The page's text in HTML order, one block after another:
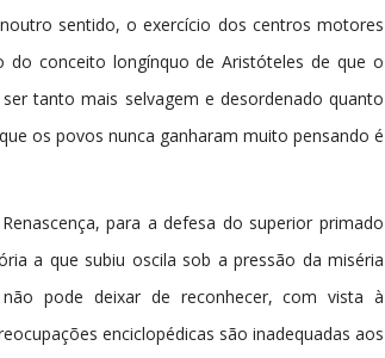
sentido, o exercício dos centros motores
conceito longínquo de Aristóteles de que o
tanto mais selvagem e desordenado quanto
os povos nunca ganharam muito pensando é
para a defesa do superior primado
a que subiu oscila sob a pressão da miséria
pode deixar de reconhecer, com vista à
enciclopédicas são inadequadas aos